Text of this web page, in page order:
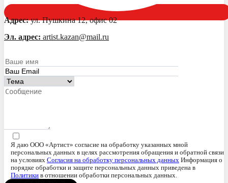
Адрес:ул. Пушкина 12, офис 02
Эл. адрес: artist.kazan@mail.ru
Я даю ООО «Артист» согласие на обработку указанных мной
персональных данных в целях рассмотрения обращения и обратной связи
на условиях Согласия на обработку персональных данных Информация о
порядке обработки и защите персональных данных приведена в
Политики в отношении обработки персональных данных.